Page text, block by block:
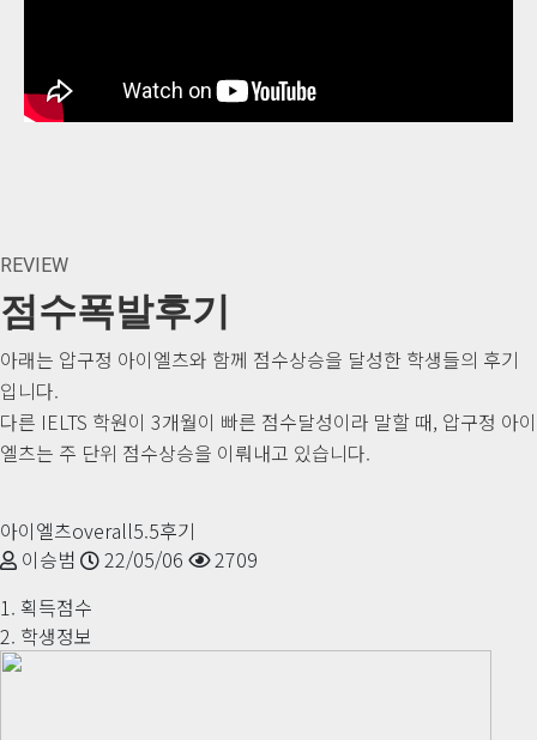
REVIEW
점수폭발후기
아래는 압구정 아이엘츠와 함께 점수상승을 달성한 학생들의 후기
입니다.
다른 IELTS 학원이 3개월이 빠른 점수달성이라 말할 때, 압구정 아이
엘츠는 주 단위 점수상승을 이뤄내고 있습니다.
아이엘츠overall5.5후기
이승범
22/05/06
2709
1. 획득점수
2. 학생정보